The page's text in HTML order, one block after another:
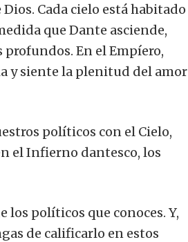
Cada cielo está habitado
que Dante asciende,
En el Empíero,
y siente la plenitud del amor
políticos con el Cielo,
el Infierno dantesco, los
políticos que conoces. Y,
de calificarlo en estos